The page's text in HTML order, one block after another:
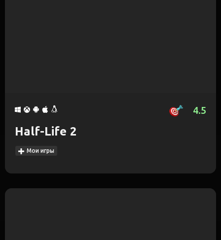
4.5
Half-Life 2
Мои игры